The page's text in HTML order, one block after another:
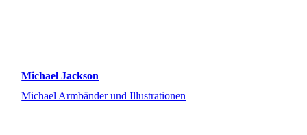
Michael Jackson
Michael Armbänder und Illustrationen